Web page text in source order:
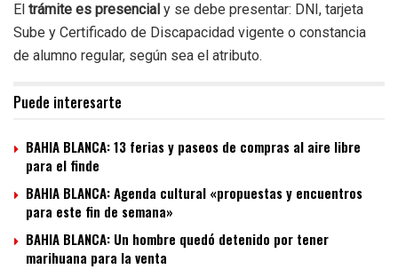
El trámite es presencial y se debe presentar: DNI, tarjeta
Sube y Certificado de Discapacidad vigente o constancia
de alumno regular, según sea el atributo.
Puede interesarte
BAHIA BLANCA: 13 ferias y paseos de compras al aire libre
para el finde
BAHIA BLANCA: Agenda cultural «propuestas y encuentros
para este fin de semana»
BAHIA BLANCA: Un hombre quedó detenido por tener
marihuana para la venta